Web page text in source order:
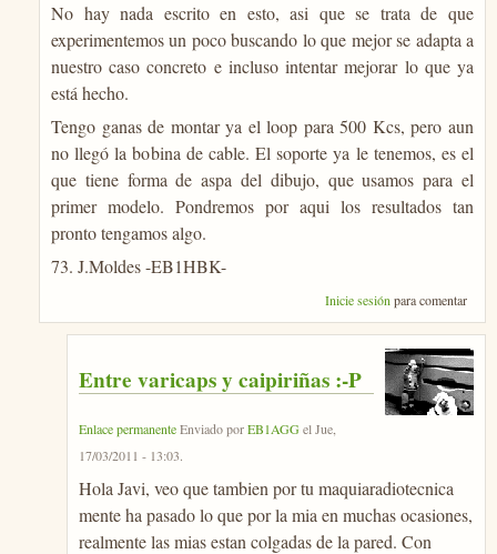
No hay nada escrito en esto, asi que se trata de que
experimentemos un poco buscando lo que mejor se adapta a
nuestro caso concreto e incluso intentar mejorar lo que ya
está hecho.
Tengo ganas de montar ya el loop para 500 Kcs, pero aun
no llegó la bobina de cable. El soporte ya le tenemos, es el
que tiene forma de aspa del dibujo, que usamos para el
primer modelo. Pondremos por aqui los resultados tan
pronto tengamos algo.
73. J.Moldes -EB1HBK-
Inicie sesiónpara comentar
Entre varicaps y caipiriñas :-P
Enlace permanenteEnviado porEB1AGG elJue,
17/03/2011 - 13:03.
Hola Javi, veo que tambien por tu maquiaradiotecnica
mente ha pasado lo que por la mia en muchas ocasiones,
realmente las mias estan colgadas de la pared. Con